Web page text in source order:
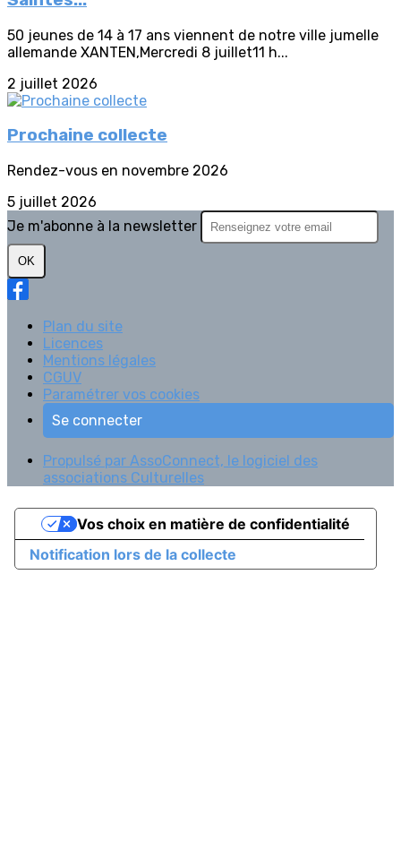
50 jeunes de 14 à 17 ans viennent de notre ville jumelle
allemande XANTEN,Mercredi 8 juillet11 h...
2 juillet 2026
Prochaine collecte
Rendez-vous en novembre 2026
5 juillet 2026
Je m'abonne à la newsletter
OK
Plan du site
Licences
Mentions légales
CGUV
Paramétrer vos cookies
Se connecter
Propulsé par AssoConnect, le logiciel des
associations Culturelles
Notification lors de la collecte
Vos choix en matière de confidentialité